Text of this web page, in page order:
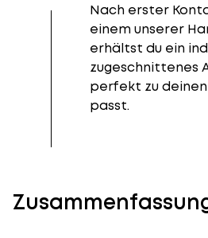
Nach erster
einem unserer
erhältst du ein
zugeschnittenes
perfekt zu
passt.